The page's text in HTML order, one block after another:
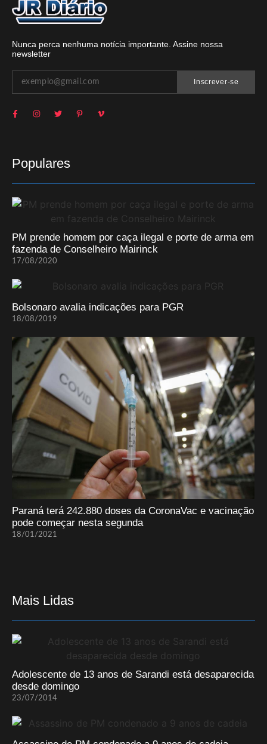
Nunca perca nenhuma notícia importante. Assine nossa
newsletter
Inscrever-se
Populares
PM prende homem por caça ilegal e porte de arma em
fazenda de Conselheiro Mairinck
17/08/2020
Bolsonaro avalia indicações para PGR
18/08/2019
Paraná terá 242.880 doses da CoronaVac e vacinação
pode começar nesta segunda
18/01/2021
Mais Lidas
Adolescente de 13 anos de Sarandi está desaparecida
desde domingo
23/07/2014